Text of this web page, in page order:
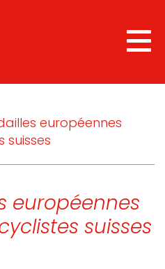
européennes
suisses
européennes
suisses